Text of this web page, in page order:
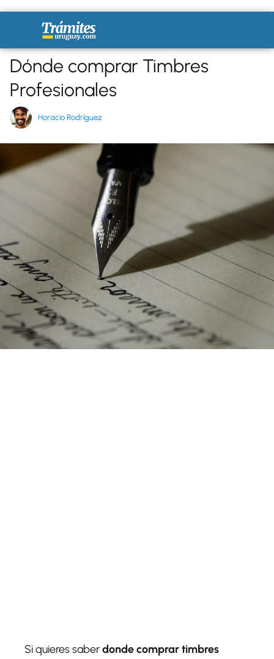
Dónde comprar Timbres
Profesionales
Horacio Rodríguez
Si quieres saberdonde comprar timbres